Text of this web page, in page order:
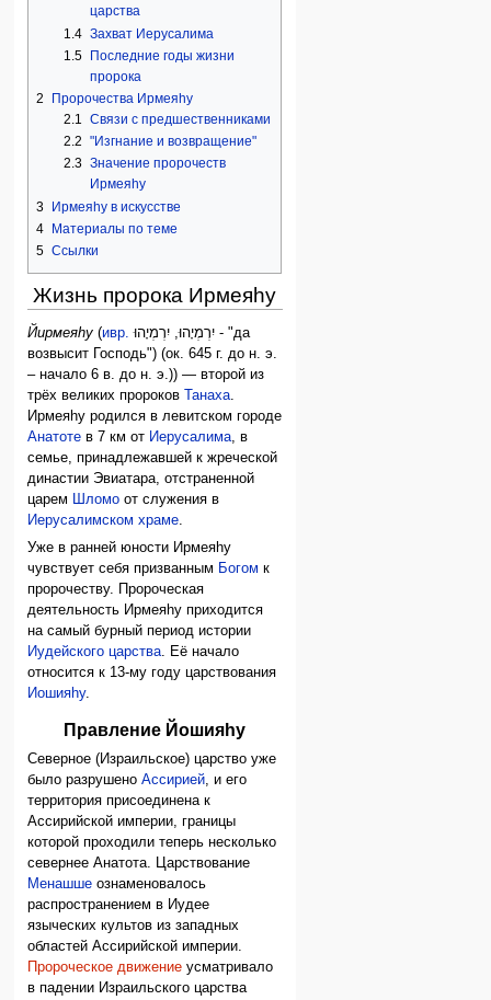
царства
1.4 Захват Иерусалима
1.5
Последние годы жизни
пророка
2
Пророчества Ирмеяhу
2.1 Связи с предшественниками
2.2 "Изгнание и возвращение"
2.3 Значение пророчеств
Ирмеяhу
3 Ирмеяhу в искусстве
4 Материалы по теме
5 Ссылки
Жизнь пророка Ирмеяhу
Йирмеяhу (ивр. יִרְמְיָהוּ, יִרְמְיָהוּ ‎ - "да
возвысит Господь") (ок. 645 г. до н. э.
– начало 6 в. до н. э.)) — второй из
трёх великих пророковТанаха
Ирмеяhу родился в левитском городе
Анатоте в 7 км от Иерусалима , в
семье, принадлежавшей к жреческой
династии Эвиатара, отстраненной
царем
Шломо от служения в
Иерусалимском храме
Уже в ранней юности Ирмеяhу
чувствует себя призванным Богом к
пророчеству. Пророческая
деятельность Ирмеяhу приходится
на самый бурный период истории
Иудейского царства. Её начало
относится к 13-му году царствования
Иошияhу.
Правление Йошияhу
Северное (Израильское) царство уже
было разрушеноАссирией, и его
территория присоединена к
Ассирийской империи, границы
которой проходили теперь несколько
севернее Анатота. Царствование
Менашше ознаменовалось
распространением в Иудее
языческих культов из западных
областей Ассирийской империи.
Пророческое движение усматривало
в падении Израильского царства